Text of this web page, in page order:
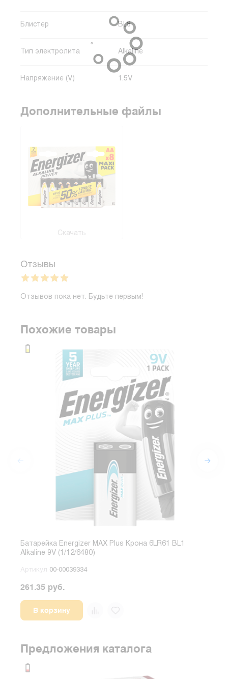
Блистер BL8
Тип электролита Alkaline
Напряжение (V) 1.5V
Дополнительные файлы
Скачать
Отзывы
Отзывов пока нет. Будьте первым!
Похожие товары
Батарейка Energizer MAX Plus Крона 6LR61 BL1
Alkaline 9V (1/12/6480)
Артикул 00-00039334
261.35 руб.
В корзину
Предложения каталога